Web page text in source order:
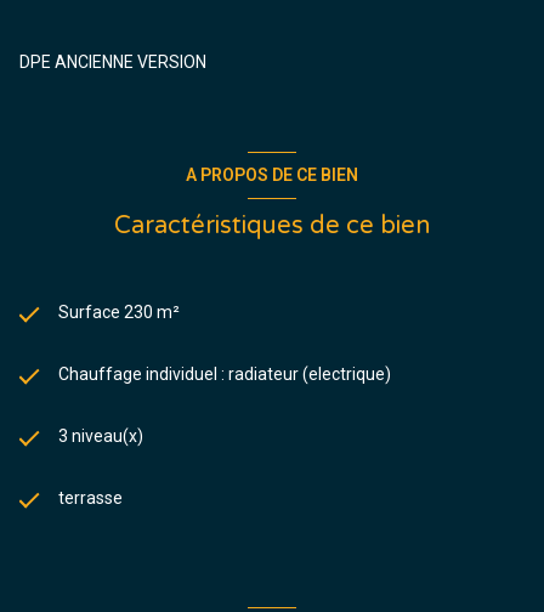
DPE ANCIENNE VERSION
A PROPOS DE CE BIEN
Caractéristiques de ce bien
Surface 230 m²
Chauffage individuel : radiateur (electrique)
3 niveau(x)
terrasse